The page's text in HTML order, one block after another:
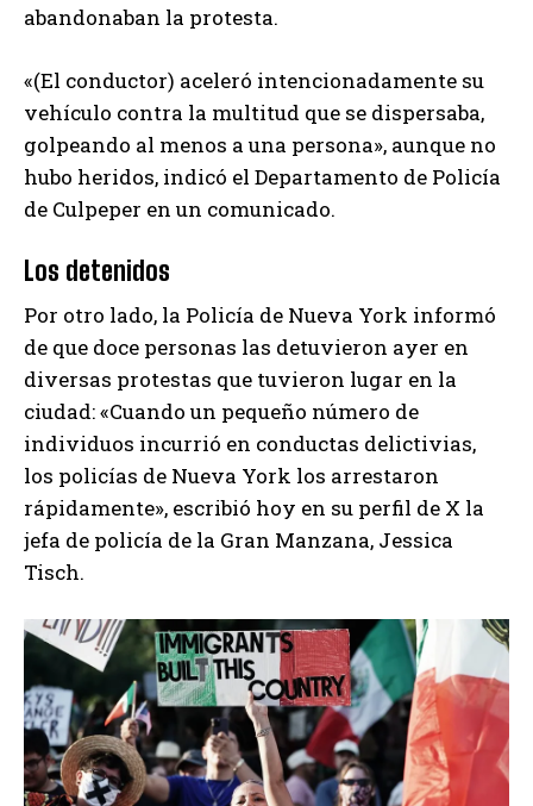
abandonaban la protesta.
«(El conductor) aceleró intencionadamente su
vehículo contra la multitud que se dispersaba,
golpeando al menos a una persona», aunque no
hubo heridos, indicó el Departamento de Policía
de Culpeper en un comunicado.
Los detenidos
Por otro lado, la Policía de Nueva York informó
de que doce personas las detuvieron ayer en
diversas protestas que tuvieron lugar en la
ciudad: «Cuando un pequeño número de
individuos incurrió en conductas delictivias,
los policías de Nueva York los arrestaron
rápidamente», escribió hoy en su perfil de X la
jefa de policía de la Gran Manzana, Jessica
Tisch.